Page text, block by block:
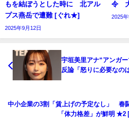
もを結ぼうとした時に 北アル
プス燕岳で遭難 [ぐれ★]
2025年9月12日
令
2025
宇垣美里アナ“アンガ
反論「怒りに必要なの
中小企業の3割「賃上げの予定なし」 春